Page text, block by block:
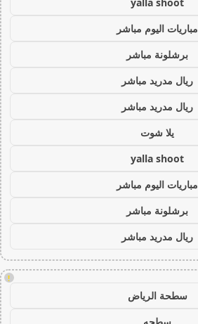
مباريات اليوم مباشر
برشلونة مباشر
ريال مدريد مباشر
ريال مدريد مباشر
يلا شوت
yalla shoot
مباريات اليوم مباشر
برشلونة مباشر
ريال مدريد مباشر
!
سطحة الرياض